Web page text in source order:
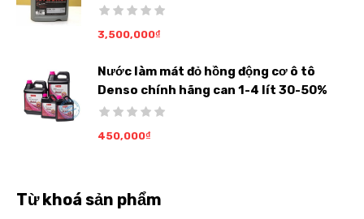
3,500,000₫
Nước làm mát đỏ hồng động cơ ô tô
Denso chính hãng can 1-4 lít 30-50%
450,000₫
Từ khoá sản phẩm